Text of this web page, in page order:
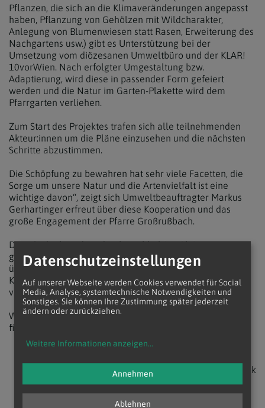
Pflanzen, die sich an die Klimaveränderungen angepasst
haben, Pflanzung von Gehölzen mit Wildcharakter,
Anlegung von Blumenwiesen statt Rasen, Erweiterung des
Nachgartens usw.) gibt es Unterstützung bei der
Umsetzung vom diözesanen Umweltbüro und der KLAR!
10vorWien. Nach erfolgter Umgestaltung bzw.
Adaptierung, wird diese in passender Form gefeiert
werden und die Natur im Garten-Plakette wird dem
Pfarrgarten verliehen.
Zum Start des Projektes trafen sich alle teilnehmenden
Akteur:innen um die Pläne einzusehen und die nächsten
Schritte abzustimmen.
Die Schöpfung zu bewahren hat sehr viele Facetten, die
Sorge um unsere Natur und die Artenvielfalt ist eine
wichtige davon“, zeigt sich Umweltbeauftragter Markus
Gerhartinger erfreut über diese Kooperation und das
große Engagement der Pfarre Großrußbach.
Dem Gedanken, dass durch nachhaltige Aktionen
gemeinsam Verantwortung gegenüber der Schöpfung
übernommen werden muss, haben sich alle
Kooperationspartner verschrieben und dies soll auch auf
vielfältige Weise kommuniziert werden.
Weitere Informationen zum Thema KLAR!10vorWien
finden Sie auf der Website der Region
zurück
Datenschutzeinstellungen
Auf unserer Webseite werden Cookies verwendet für Social
Media, Analyse, systemtechnische Notwendigkeiten und
Sonstiges. Sie können Ihre Zustimmung später jederzeit
ändern oder zurückziehen.
Weitere Informationen anzeigen...
Ablehnen
Annehmen